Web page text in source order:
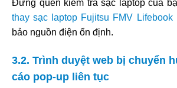
Đừng quên kiểm tra sạc laptop của
thay sạc laptop Fujitsu FMV Lifebook
bảo nguồn điện ổn định.
3.2. Trình duyệt web bị chuyển
cáo pop-up liên tục